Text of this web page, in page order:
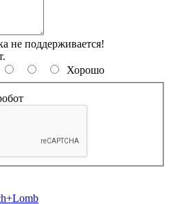
не поддерживается!
Хорошо